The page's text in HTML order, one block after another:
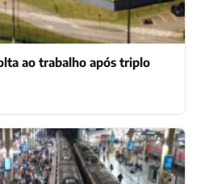
ao trabalho após triplo